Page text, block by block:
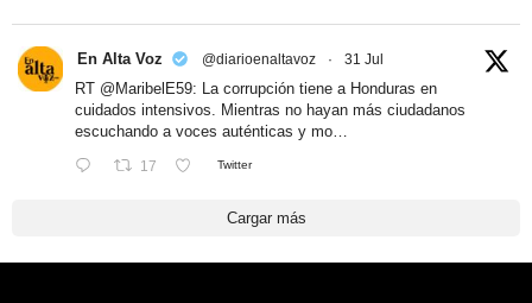
En Alta Voz @diarioenaltavoz · 31 Jul
RT @MaribelE59: La corrupción tiene a Honduras en
cuidados intensivos. Mientras no hayan más ciudadanos
escuchando a voces auténticas y mo…
17 Twitter
Cargar más